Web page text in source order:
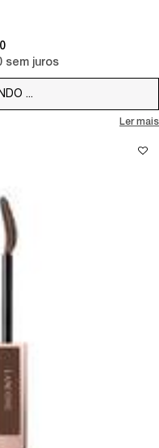
sem juros
...
Ler mais